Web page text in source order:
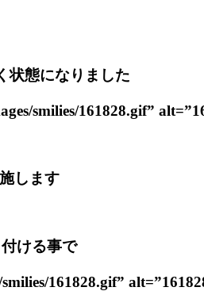
状態になりました
smilies/161828.gif”
します
ける事で
161828.gif”